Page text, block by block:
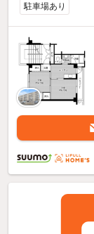
駐車場あり